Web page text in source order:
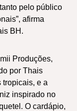
pelo público
afirma
BH.
Produções,
por Thais
tropicais, e a
inspirado no
O cardápio,